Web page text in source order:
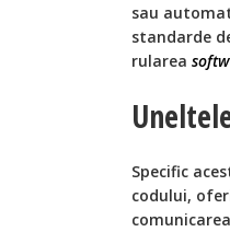
sau
standarde
rularea
Specific
codului,